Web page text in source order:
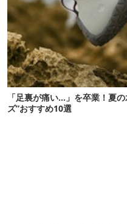
「足裏が痛い…」を卒業！夏
ズ”おすすめ10選